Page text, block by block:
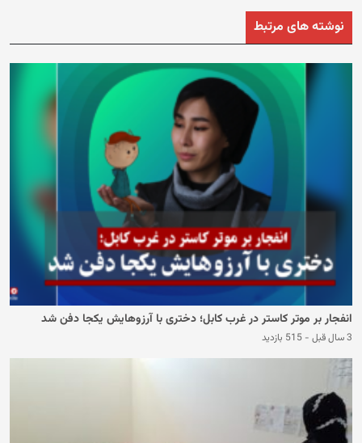
نوشته های مرتبط
انفجار بر موتر کاستر در غرب کابل؛ دختری با آرزوهایش یکجا دفن شد
3 سال قبل - 515 بازدید